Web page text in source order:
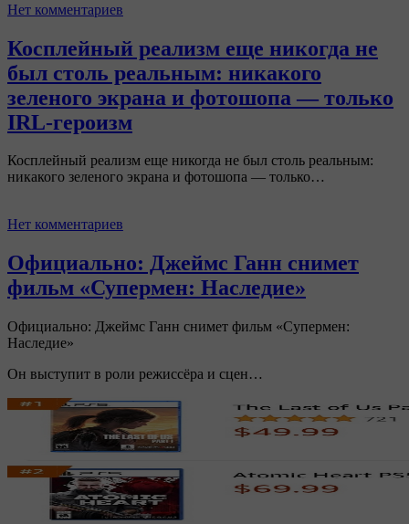
Нет комментариев
Косплейный реализм еще никогда не
был столь реальным: никакого
зеленого экрана и фотошопа — только
IRL-героизм
Косплейный реализм еще никогда не был столь реальным:
никакого зеленого экрана и фотошопа — только…
Нет комментариев
Официально: Джеймс Ганн снимет
фильм «Супермен: Наследие»
Официально: Джеймс Ганн снимет фильм «Супермен:
Наследие»
Он выступит в роли режиссёра и сцен…